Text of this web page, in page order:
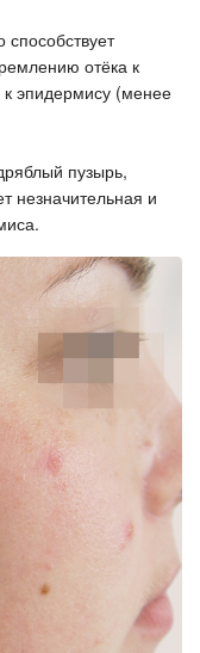
отёка к
эпидермису (менее
пузырь,
незначительная и